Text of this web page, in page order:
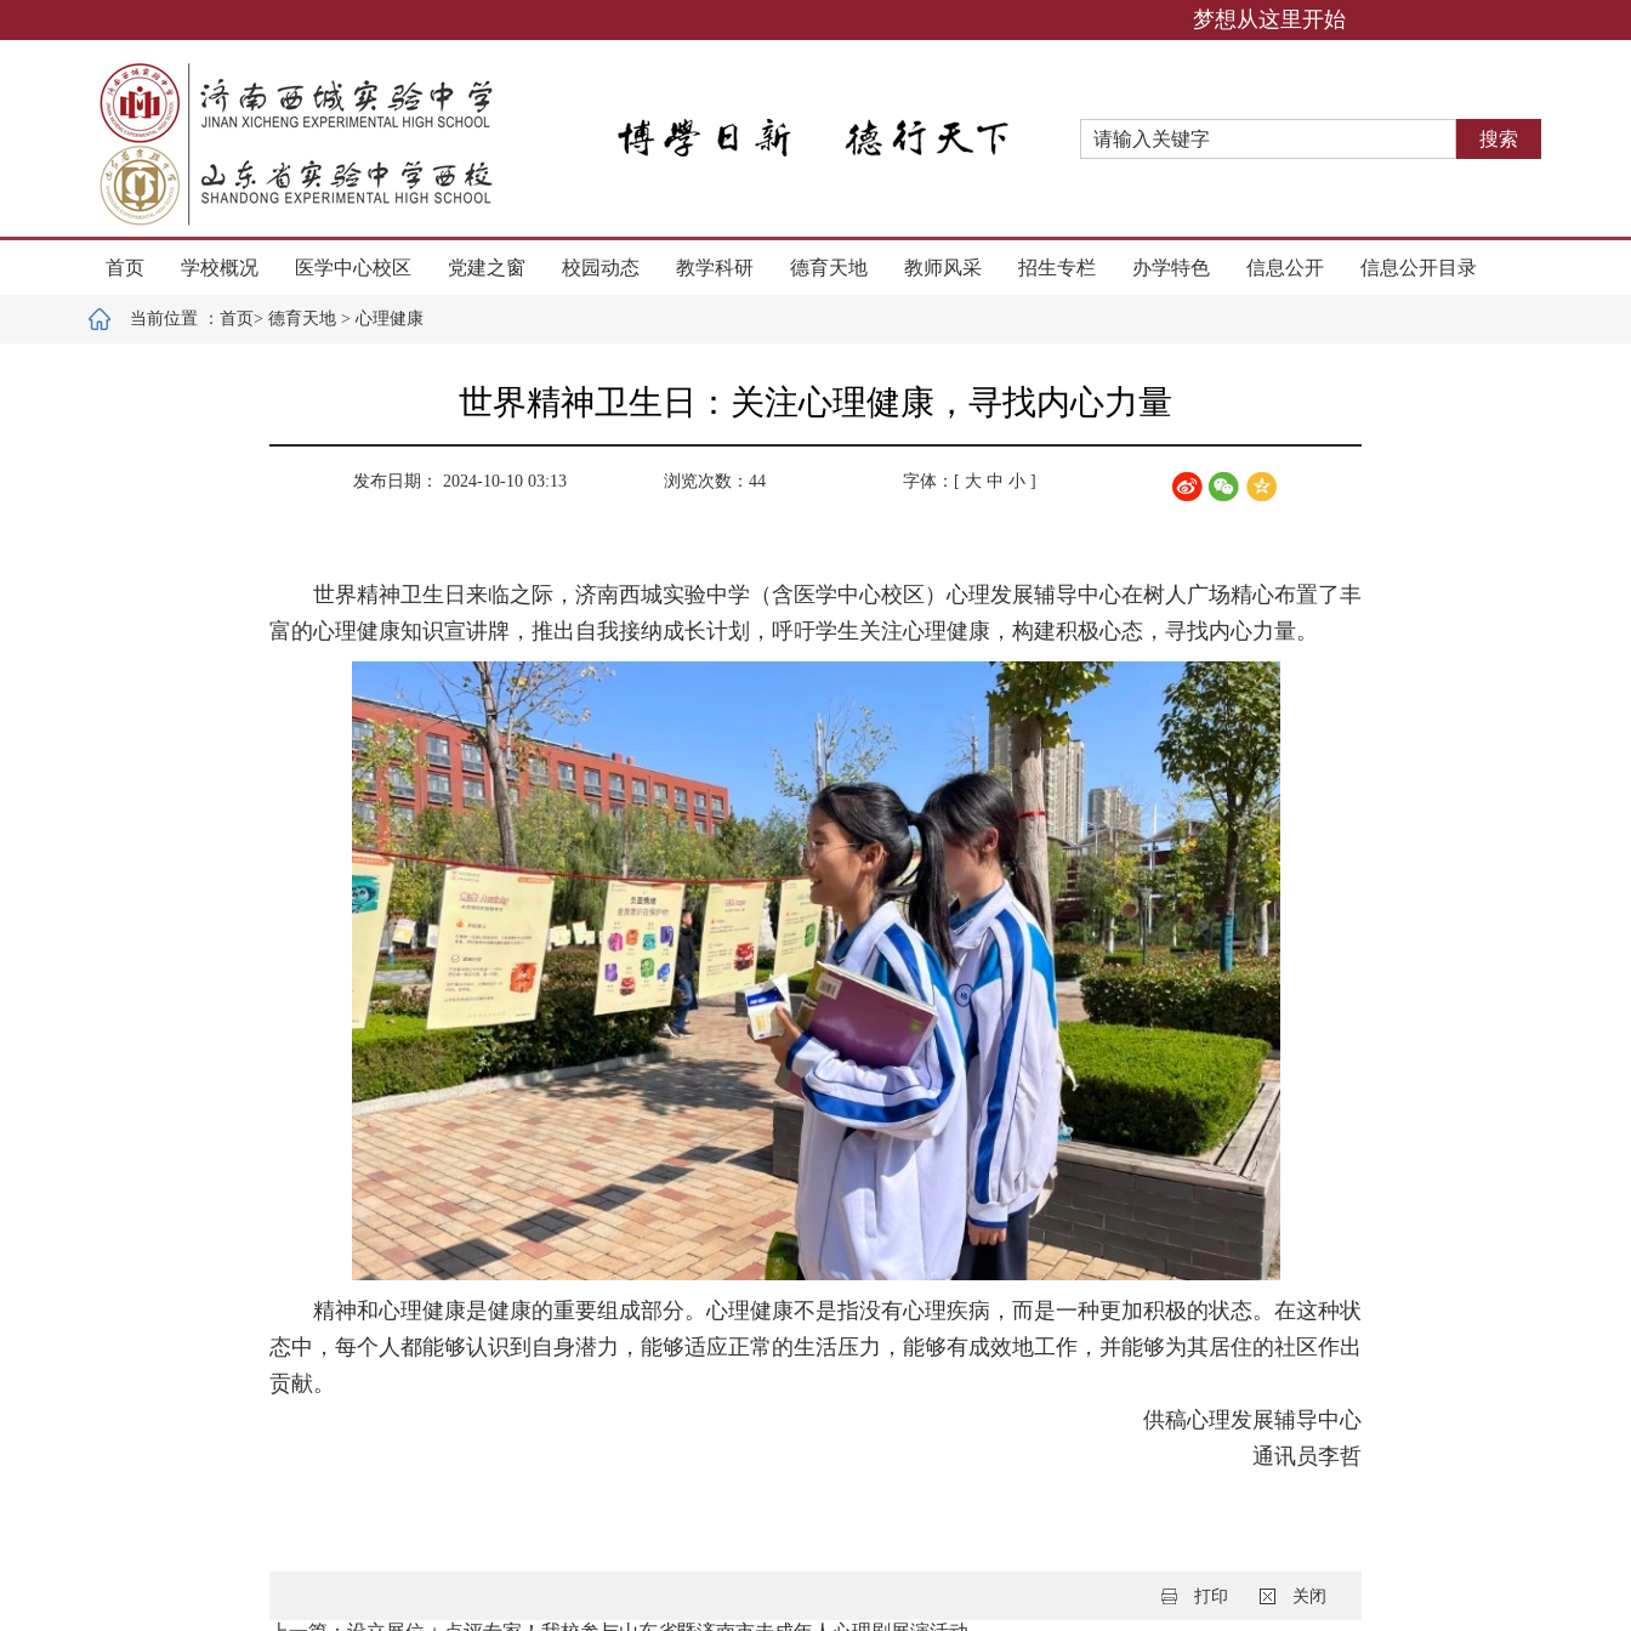
梦想从这里开始
首页 学校概况 医学中心校区 党建之窗 校园动态 教学科研 德育天地 教师风采 招生专栏 办学特色 信息公开 信息公开目录
当前位置 ： 首页> 德育天地 > 心理健康
世界精神卫生日：关注心理健康，寻找内心力量
发布日期： 2024-10-10 03:13 浏览次数： 44 字体：[ 大 中 小 ]
世界精神卫生日来临之际，济南西城实验中学（含医学中心校区）心理发展辅导中心在树人广场精心布置了丰
富的心理健康知识宣讲牌，推出自我接纳成长计划，呼吁学生关注心理健康，构建积极心态，寻找内心力量。
精神和心理健康是健康的重要组成部分。心理健康不是指没有心理疾病，而是一种更加积极的状态。在这种状
态中，每个人都能够认识到自身潜力，能够适应正常的生活压力，能够有成效地工作，并能够为其居住的社区作出
贡献。
供稿心理发展辅导中心
通讯员李哲
打印 关闭